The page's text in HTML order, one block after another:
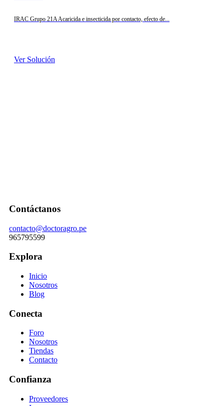
IRAC Grupo 21A Acaricida e insecticida por contacto, efecto de...
Ver Solución
Contáctanos
contacto@doctoragro.pe
965795599
Explora
Inicio
Nosotros
Blog
Conecta
Foro
Nosotros
Tiendas
Contacto
Confianza
Proveedores